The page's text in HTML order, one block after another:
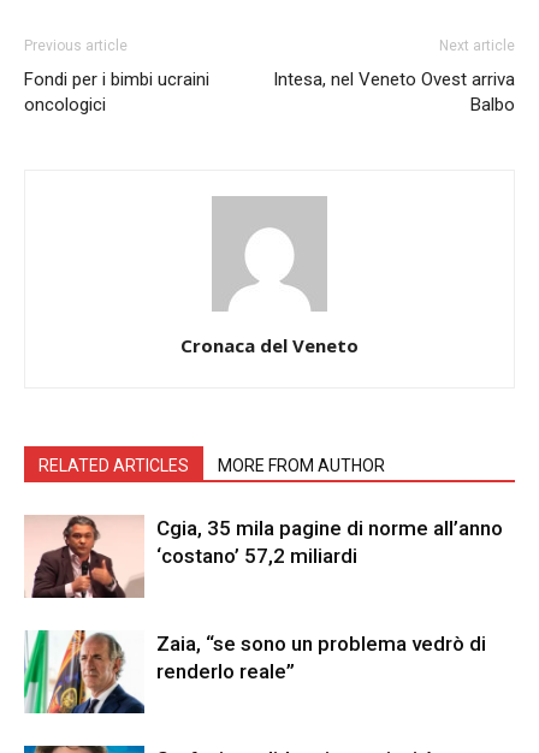
Previous article
Fondi per i bimbi ucraini
oncologici
Next article
Intesa, nel Veneto Ovest arriva
Balbo
Cronaca del Veneto
RELATED ARTICLES MORE FROM AUTHOR
Cgia, 35 mila pagine di norme all’anno
‘costano’ 57,2 miliardi
Zaia, “se sono un problema vedrò di
renderlo reale”